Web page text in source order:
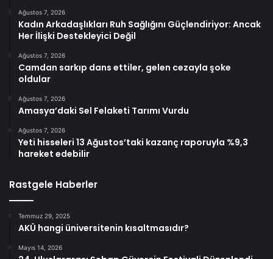
Ağustos 7, 2026
Kadın Arkadaşlıkları Ruh Sağlığını Güçlendiriyor: Ancak
Her İlişki Destekleyici Değil
Ağustos 7, 2026
Camdan sarkıp dans ettiler, gelen cezayla şoke
oldular
Ağustos 7, 2026
Amasya’daki Sel Felaketi Tarımı Vurdu
Ağustos 7, 2026
Yeti hisseleri 13 Ağustos’taki kazanç raporuyla %9,3
hareket edebilir
Rastgele Haberler
Temmuz 29, 2025
AKÜ hangi üniversitenin kısaltmasıdır?
Mayıs 14, 2026